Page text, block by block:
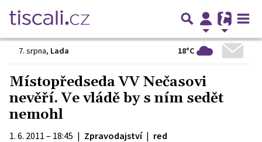
7. srpna, Lada 18°C
Místopředseda VV Nečasovi
nevěří. Ve vládě by s ním sedět
nemohl
1. 6. 2011 – 18:45 | Zpravodajství | red